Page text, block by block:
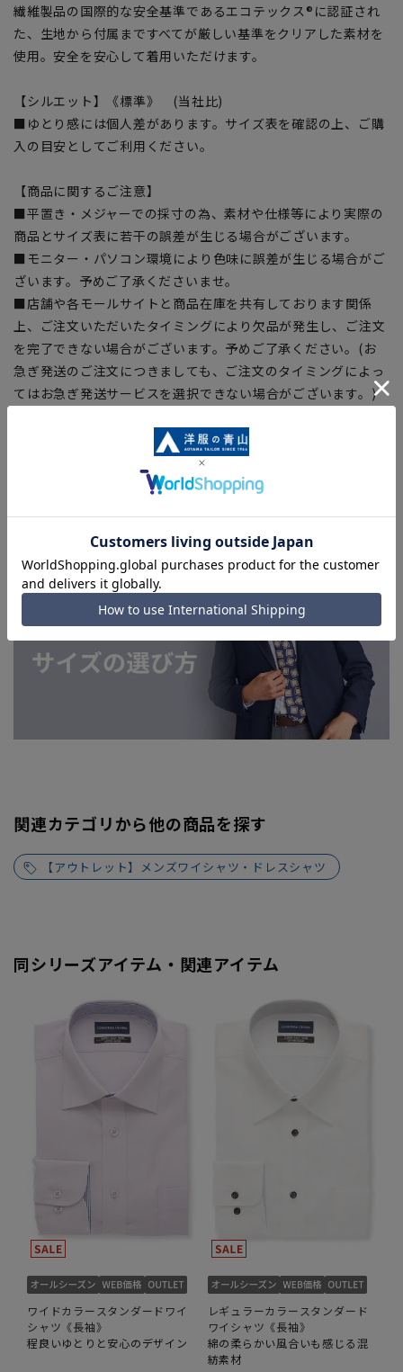
繊維製品の国際的な安全基準であるエコテックス®に認証され
た、生地から付属まですべてが厳しい基準をクリアした素材を
使用。安全を安心して着用いただけます。
【シルエット】《標準》 (当社比)
■ゆとり感には個人差があります。サイズ表を確認の上、ご購
入の目安としてご利用ください。
【商品に関するご注意】
■平置き・メジャーでの採寸の為、素材や仕様等により実際の
商品とサイズ表に若干の誤差が生じる場合がございます。
■モニター・パソコン環境により色味に誤差が生じる場合がご
ざいます。予めご了承くださいませ。
■店舗や各モールサイトと商品在庫を共有しております関係
上、ご注文いただいたタイミングにより欠品が発生し、ご注文
を完了できない場合がございます。予めご了承ください。(お
急ぎ発送のご注文につきましても、ご注文のタイミングによっ
てはお急ぎ発送サービスを選択できない場合がございます。)
関連カテゴリから他の商品を探す
【アウトレット】メンズワイシャツ・ドレスシャツ
同シリーズアイテム・関連アイテム
ワイドカラースタンダードワイ
シャツ《長袖》
程良いゆとりと安心のデザイン
レギュラーカラースタンダード
ワイシャツ《長袖》
綿の柔らかい風合いも感じる混
紡素材